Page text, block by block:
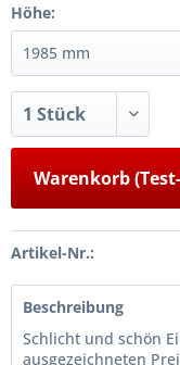
Höhe:
Warenkorb
Artikel-Nr.:
Beschreibung
Schlicht und schön
ausgezeichneten